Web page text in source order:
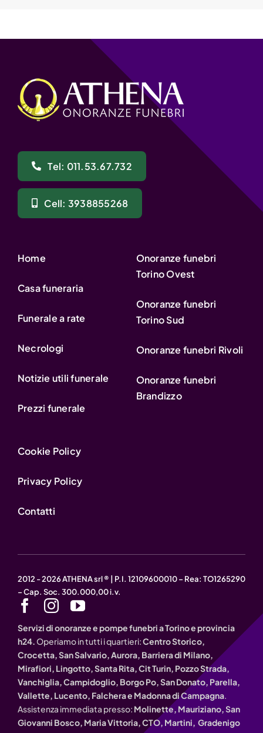
Tel: 011.53.67.732
Cell: 3938855268
Home
Casa funeraria
Funerale a rate
Necrologi
Notizie utili funerale
Prezzi funerale
Onoranze funebri
Torino Ovest
Onoranze funebri
Torino Sud
Onoranze funebri Rivoli
Onoranze funebri
Brandizzo
Cookie Policy
Privacy Policy
Contatti
2012 - 2026 ATHENA srl ® | P.I. 12109600010 – Rea: TO1265290
– Cap. Soc. 300.000,00 i.v.
Servizi di onoranze e pompe funebri a Torino e provincia
h24. Operiamo in tutti i quartieri:Centro Storico,
Crocetta, San Salvario, Aurora, Barriera di Milano,
Mirafiori, Lingotto, Santa Rita, Cit Turin, Pozzo Strada,
Vanchiglia, Campidoglio, Borgo Po, San Donato, Parella,
Vallette, Lucento, Falchera e Madonna di Campagna.
Assistenza immediata presso: Molinette, Mauriziano, San
Giovanni Bosco, Maria Vittoria, CTO, Martini, Gradenigo